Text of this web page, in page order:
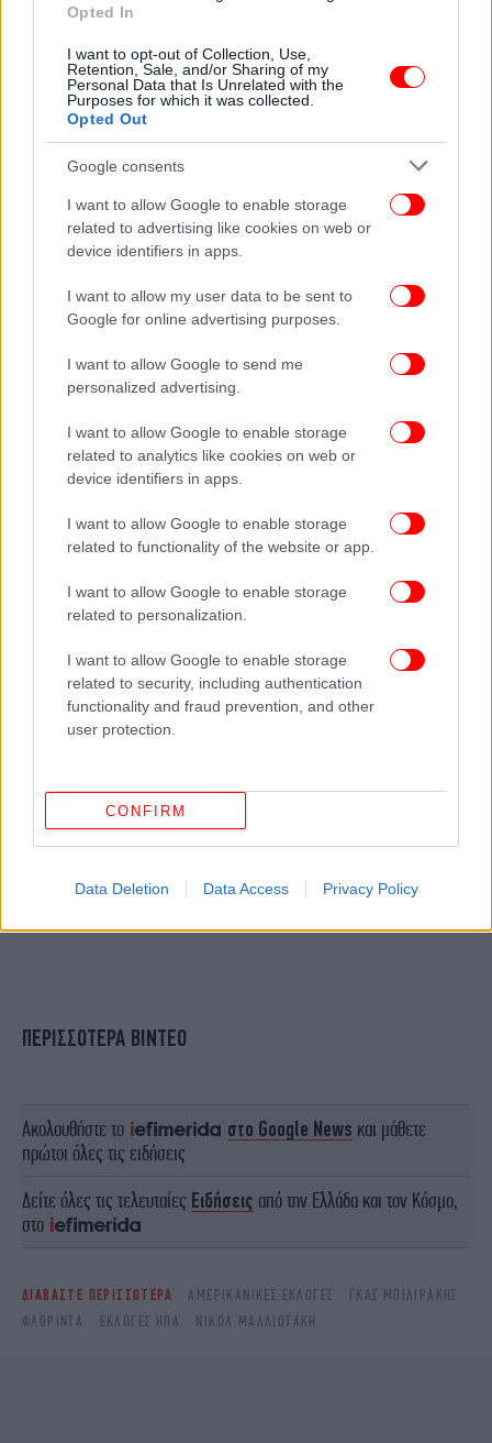
Opted In
I want to opt-out of Collection, Use,
Retention, Sale, and/or Sharing of my
Personal Data that Is Unrelated with the
Purposes for which it was collected.
Opted Out
Google consents
I want to allow Google to enable storage
related to advertising like cookies on web or
device identifiers in apps.
I want to allow my user data to be sent to
Google for online advertising purposes.
I want to allow Google to send me
personalized advertising.
I want to allow Google to enable storage
related to analytics like cookies on web or
device identifiers in apps.
I want to allow Google to enable storage
related to functionality of the website or app.
I want to allow Google to enable storage
related to personalization.
I want to allow Google to enable storage
related to security, including authentication
functionality and fraud prevention, and other
user protection.
CONFIRM
Data Deletion Data Access Privacy Policy
ΟΛΕΣ ΟΙ ΕΙΔΗΣΕΙΣ
αναμέτρηση στις αμερικανικές εκλογές -Δείτε Live
Κυψέλη: Βίντεο-ντοκουμέντο από την εκτέλεση του
Τούρκου, σκληρές εικόνες -Το ελληνικό FBI ανέλαβε την
υπόθεση
Ισραήλ: Ο Νετανιάχου καρατόμησε τον υπουργό
Άμυνας Γκάλαντ -«Χάθηκε η εμπιστοσύνη» είπε, ποιον
έβαλε στη θέση του
ΠΕΡΙΣΣΟΤΕΡΑ ΒΙΝΤΕΟ
Ακολουθήστε το στο Google News και μάθετε
πρώτοι όλες τις ειδήσεις
Δείτε όλες τις τελευταίες Ειδήσεις από την Ελλάδα και τον Κόσμο,
στο
ΔΙΑΒΑΣΤΕ ΠΕΡΙΣΣΟΤΕΡΑ ΑΜΕΡΙΚΑΝΙΚΈΣ ΕΚΛΟΓΈΣ
ΓΚΑΣ ΜΠΙΛΙΡΆΚΗΣ
ΦΛΌΡΙΝΤΑ
ΕΚΛΟΓΈΣ ΗΠΑ ΝΙΚΌΛ ΜΑΛΛΙΩΤΆΚΗ